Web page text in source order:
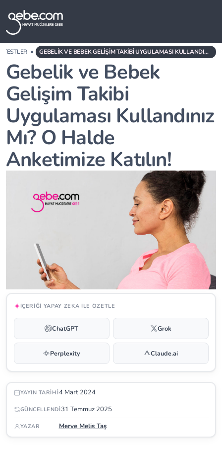
TESTLER GEBELIK VE BEBEK GELIŞIM TAKIBI UYGULAMASI KULLANDINIZ MI? O HALDE ANKETIMIZE KATILIN!
Gebelik ve Bebek
Gelişim Takibi
Uygulaması Kullandınız
Mı? O Halde
Anketimize Katılın!
İÇERIĞI YAPAY ZEKA ILE ÖZETLE
ChatGPT Grok
Perplexity Claude.ai
YAYIN TARIHI4 Mart 2024
GÜNCELLENDI31 Temmuz 2025
YAZAR Merve Melis Taş